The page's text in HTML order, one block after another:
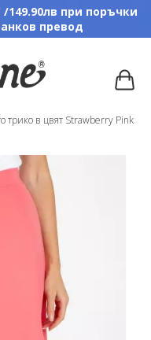
149.90лв при поръчки
превод
трико в цвят Strawberry Pink